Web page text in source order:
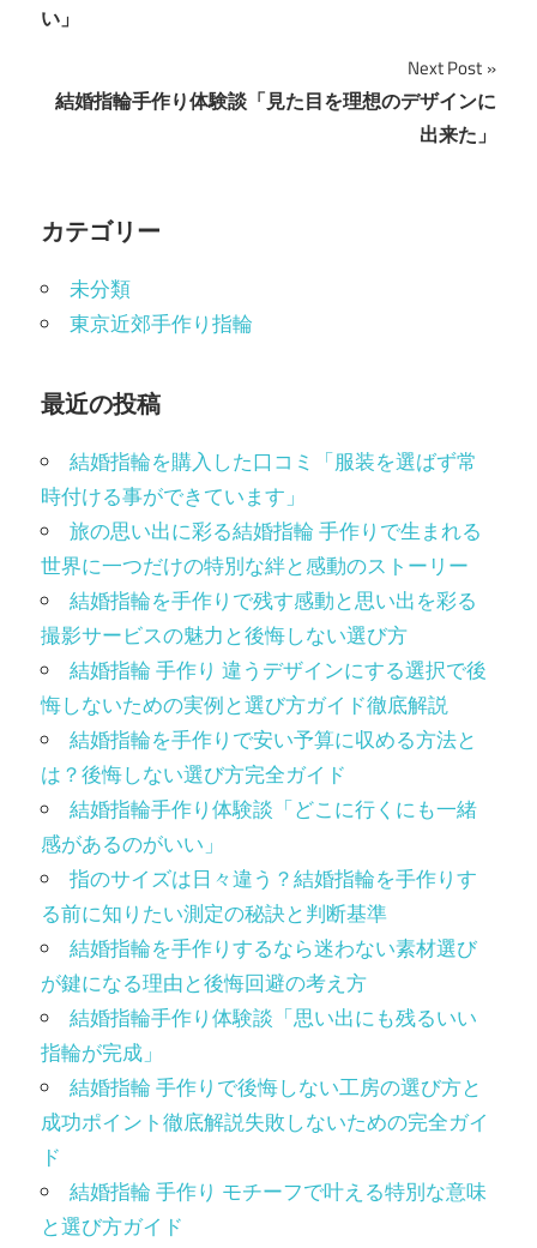
ビ
シ
ョ
ン
い」
Next Post
結婚指輪手作り体験談「見た目を理想のデザインに
出来た」
カテゴリー
未分類
東京近郊手作り指輪
最近の投稿
結婚指輪を購入した口コミ「服装を選ばず常
時付ける事ができています」
旅の思い出に彩る結婚指輪 手作りで生まれる
世界に一つだけの特別な絆と感動のストーリー
結婚指輪を手作りで残す感動と思い出を彩る
撮影サービスの魅力と後悔しない選び方
結婚指輪 手作り 違うデザインにする選択で後
悔しないための実例と選び方ガイド徹底解説
結婚指輪を手作りで安い予算に収める方法と
は？後悔しない選び方完全ガイド
結婚指輪手作り体験談「どこに行くにも一緒
感があるのがいい」
指のサイズは日々違う？結婚指輪を手作りす
る前に知りたい測定の秘訣と判断基準
結婚指輪を手作りするなら迷わない素材選び
が鍵になる理由と後悔回避の考え方
結婚指輪手作り体験談「思い出にも残るいい
指輪が完成」
結婚指輪 手作りで後悔しない工房の選び方と
成功ポイント徹底解説失敗しないための完全ガイ
ド
結婚指輪 手作り モチーフで叶える特別な意味
と選び方ガイド